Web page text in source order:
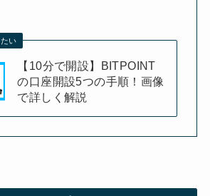
い
【10分で開設】BITPOINT
の口座開設5つの手順！画像
で詳しく解説